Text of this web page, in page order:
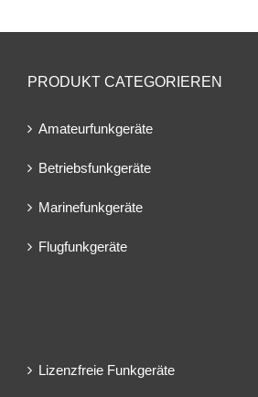
PRODUKT CATEGORIEREN
Amateurfunkgeräte
Betriebsfunkgeräte
Marinefunkgeräte
Flugfunkgeräte
Lizenzfreie Funkgeräte